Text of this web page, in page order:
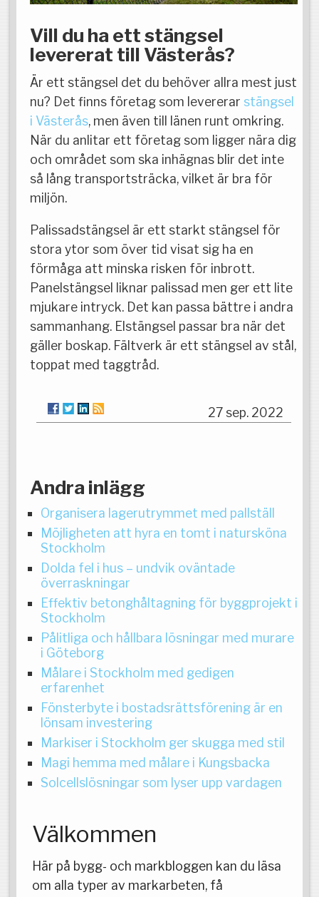
Vill du ha ett stängsel
levererat till Västerås?
Är ett stängsel det du behöver allra mest just
nu? Det finns företag som levererar stängsel
i Västerås, men även till länen runt omkring.
När du anlitar ett företag som ligger nära dig
och området som ska inhägnas blir det inte
så lång transportsträcka, vilket är bra för
miljön.
Palissadstängsel är ett starkt stängsel för
stora ytor som över tid visat sig ha en
förmåga att minska risken för inbrott.
Panelstängsel liknar palissad men ger ett lite
mjukare intryck. Det kan passa bättre i andra
sammanhang. Elstängsel passar bra när det
gäller boskap. Fältverk är ett stängsel av stål,
toppat med taggtråd.
27 sep. 2022
Andra inlägg
Organisera lagerutrymmet med pallställ
Möjligheten att hyra en tomt i natursköna
Stockholm
Dolda fel i hus – undvik oväntade
överraskningar
Effektiv betonghåltagning för byggprojekt i
Stockholm
Pålitliga och hållbara lösningar med murare
i Göteborg
Målare i Stockholm med gedigen
erfarenhet
Fönsterbyte i bostadsrättsförening är en
lönsam investering
Markiser i Stockholm ger skugga med stil
Magi hemma med målare i Kungsbacka
Solcellslösningar som lyser upp vardagen
Välkommen
Här på bygg- och markbloggen kan du läsa
om alla typer av markarbeten, få